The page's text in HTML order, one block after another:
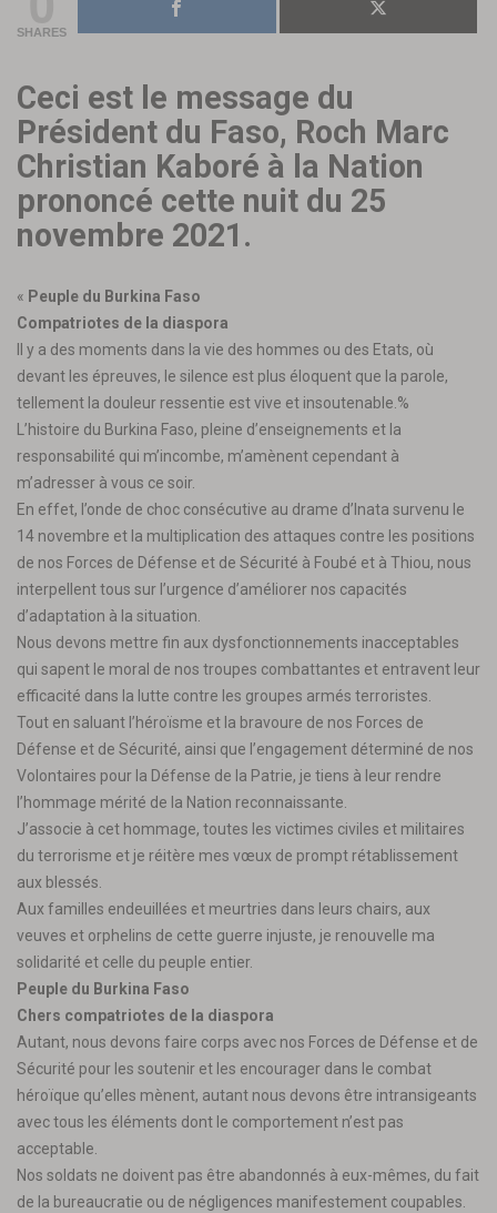
SHARES
Ceci est le message du
Président du Faso, Roch Marc
Christian Kaboré à la Nation
prononcé cette nuit du 25
novembre 2021.
« Peuple du Burkina Faso
Compatriotes de la diaspora
Il y a des moments dans la vie des hommes ou des Etats, où
devant les épreuves, le silence est plus éloquent que la parole,
tellement la douleur ressentie est vive et insoutenable.%
L’histoire du Burkina Faso, pleine d’enseignements et la
responsabilité qui m’incombe, m’amènent cependant à
m’adresser à vous ce soir.
En effet, l’onde de choc consécutive au drame d’Inata survenu le
14 novembre et la multiplication des attaques contre les positions
de nos Forces de Défense et de Sécurité à Foubé et à Thiou, nous
interpellent tous sur l’urgence d’améliorer nos capacités
d’adaptation à la situation.
Nous devons mettre fin aux dysfonctionnements inacceptables
qui sapent le moral de nos troupes combattantes et entravent leur
efficacité dans la lutte contre les groupes armés terroristes.
Tout en saluant l’héroïsme et la bravoure de nos Forces de
Défense et de Sécurité, ainsi que l’engagement déterminé de nos
Volontaires pour la Défense de la Patrie, je tiens à leur rendre
l’hommage mérité de la Nation reconnaissante.
J’associe à cet hommage, toutes les victimes civiles et militaires
du terrorisme et je réitère mes vœux de prompt rétablissement
aux blessés.
Aux familles endeuillées et meurtries dans leurs chairs, aux
veuves et orphelins de cette guerre injuste, je renouvelle ma
solidarité et celle du peuple entier.
Peuple du Burkina Faso
Chers compatriotes de la diaspora
Autant, nous devons faire corps avec nos Forces de Défense et de
Sécurité pour les soutenir et les encourager dans le combat
héroïque qu’elles mènent, autant nous devons être intransigeants
avec tous les éléments dont le comportement n’est pas
acceptable.
Nos soldats ne doivent pas être abandonnés à eux-mêmes, du fait
de la bureaucratie ou de négligences manifestement coupables.